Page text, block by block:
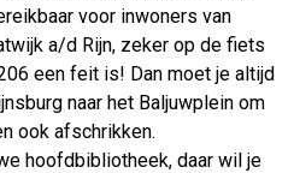
voor inwoners van
a/d Rijn, zeker op de fiets
een feit is! Dan moet je altijd
naar het Baljuwplein om
ook afschrikken.
hoofdbibliotheek, daar wil je